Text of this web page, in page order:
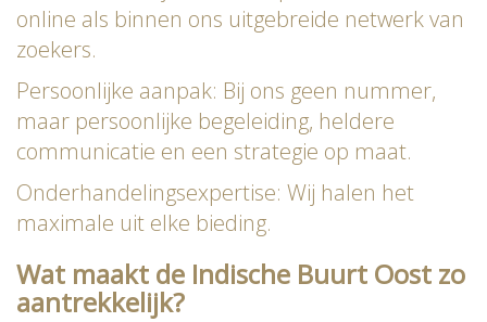
online als binnen ons uitgebreide netwerk van
zoekers.
Persoonlijke aanpak: Bij ons geen nummer,
maar persoonlijke begeleiding, heldere
communicatie en een strategie op maat.
Onderhandelingsexpertise: Wij halen het
maximale uit elke bieding.
Wat maakt de Indische Buurt Oost zo
aantrekkelijk?